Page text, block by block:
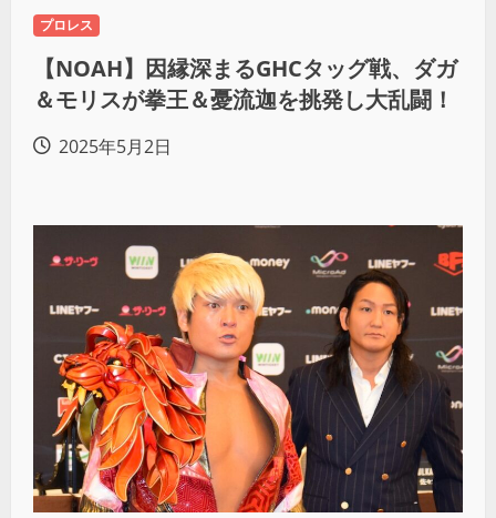
プロレス
【NOAH】因縁深まるGHCタッグ戦、ダガ
＆モリスが拳王＆憂流迦を挑発し大乱闘！
2025年5月2日